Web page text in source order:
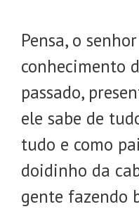
Pensa, o
conhecimento
passado,
ele sabe de
tudo e como
doidinho da
gente fazendo